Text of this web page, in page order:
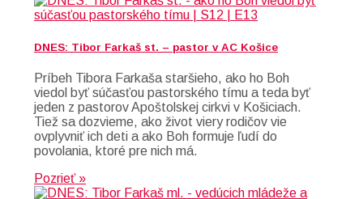
DNES: Tibor Farkaš st. – pastor v AC Košice
Príbeh Tibora Farkaša staršieho, ako ho Boh
viedol byť súčasťou pastorského tímu a teda byť
jeden z pastorov Apoštolskej cirkvi v Košiciach.
Tiež sa dozvieme, ako život viery rodičov vie
ovplyvniť ich deti a ako Boh formuje ľudí do
povolania, ktoré pre nich má.
Pozrieť »